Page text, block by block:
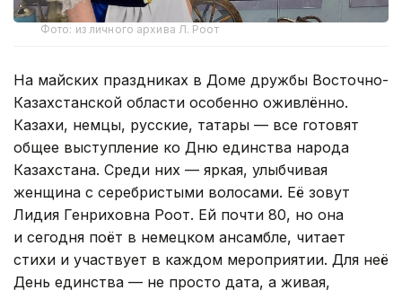
Фото: из личного архива Л. Роот
На майских праздниках в Доме дружбы Восточно-
Казахстанской области особенно оживлённо.
Казахи, немцы, русские, татары — все готовят
общее выступление ко Дню единства народа
Казахстана. Среди них — яркая, улыбчивая
женщина с серебристыми волосами. Её зовут
Лидия Генриховна Роот. Ей почти 80, но она
и сегодня поёт в немецком ансамбле, читает
стихи и участвует в каждом мероприятии. Для неё
День единства — не просто дата, а живая,